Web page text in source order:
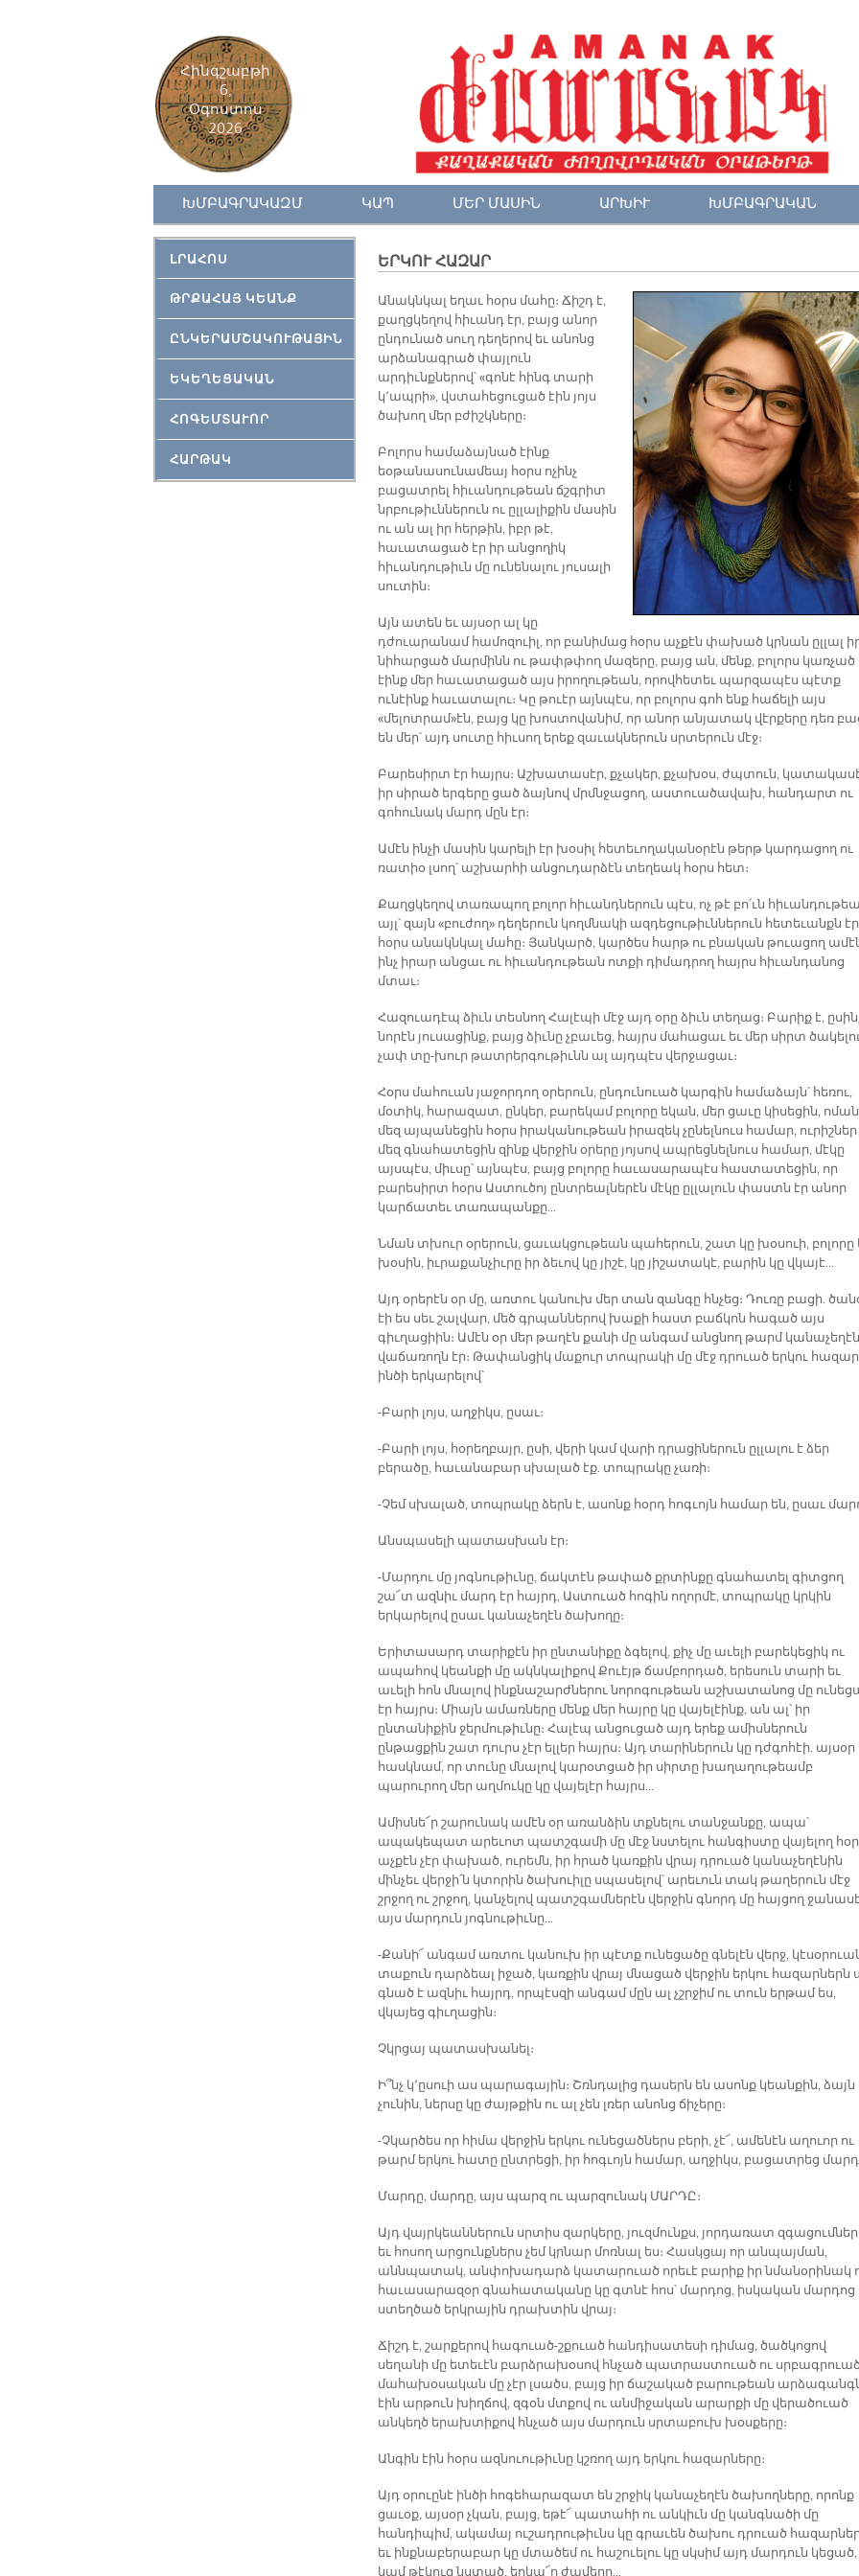
Հինգշաբթի
6,
Օգոստոս
2026
ԽՄԲԱԳՐԱԿԱԶՄ ԿԱՊ ՄԵՐ ՄԱՍԻՆ ԱՐԽԻՒ ԽՄԲԱԳՐԱԿԱՆ
ԼՐԱՀՈՍ
ԹՐՔԱՀԱՅ ԿԵԱՆՔ
ԸՆԿԵՐԱՄՇԱԿՈՒԹԱՅԻՆ
ԵԿԵՂԵՑԱԿԱՆ
ՀՈԳԵՄՏԱՒՈՐ
ՀԱՐԹԱԿ
ԵՐԿՈՒ ՀԱԶԱՐ
Անակնկալ եղաւ հօրս մահը։ Ճիշդ է,
քաղցկեղով հիւանդ էր, բայց անոր
ընդունած սուղ դեղերով եւ անոնց
արձանագրած փայլուն
արդիւնքներով՝ «գոնէ հինգ տարի
կ՚ապրի», վստահեցուցած էին յոյս
ծախող մեր բժիշկները։
Բոլորս համաձայնած էինք
եօթանասունամեայ հօրս ոչինչ
բացատրել հիւանդութեան ճշգրիտ
նրբութիւններուն ու ըլլալիքին մասին
ու ան ալ իր հերթին, իբր թէ,
հաւատացած էր իր անցողիկ
հիւանդութիւն մը ունենալու յուսալի
սուտին։
Այն ատեն եւ այսօր ալ կը
դժուարանամ համոզուիլ, որ բանիմաց հօրս աչքէն փախած կրնան ըլլալ
նիհարցած մարմինն ու թափթփող մազերը, բայց ան, մենք, բոլորս կառչած
էինք մեր հաւատացած այս իրողութեան, որովհետեւ պարզապէս պէտք
ունէինք հաւատալու։ Կը թուէր այնպէս, որ բոլորս գոհ ենք հաճելի այս
«մելոտրամ»էն, բայց կը խոստովանիմ, որ անոր անյատակ վէրքերը դեռ
են մեր՝ այդ սուտը հիւսող երեք զաւակներուն սրտերուն մէջ։
Բարեսիրտ էր հայրս։ Աշխատասէր, քչակեր, քչախօս, ժպտուն,
իր սիրած երգերը ցած ձայնով մրմնջացող, աստուածավախ, հանդարտ ու
գոհունակ մարդ մըն էր։
Ամէն ինչի մասին կարելի էր խօսիլ հետեւողականօրէն թերթ կարդացող ու
ռատիօ լսող՝ աշխարհի անցուդարձէն տեղեակ հօրս հետ։
Քաղցկեղով տառապող բոլոր հիւանդներուն պէս, ոչ թէ բո՛ւն
այլ՝ զայն «բուժող» դեղերուն կողմնակի ազդեցութիւններուն հետեւանքն էր
հօրս անակնկալ մահը։ Յանկարծ, կարծես հարթ ու բնական թուացող
ինչ իրար անցաւ ու հիւանդութեան ոտքի դիմադրող հայրս հիւանդանոց
մտաւ։
Հազուադէպ ձիւն տեսնող Հալէպի մէջ այդ օրը ձիւն տեղաց։ Բարիք է,
նորէն յուսացինք, բայց ձիւնը չբաւեց, հայրս մահացաւ եւ մեր սիրտ
չափ տը-խուր թատրերգութիւնն ալ այդպէս վերջացաւ։
Հօրս մահուան յաջորդող օրերուն, ընդունուած կարգին համաձայն՝ հեռու,
մօտիկ, հարազատ, ընկեր, բարեկամ բոլորը եկան, մեր ցաւը կիսեցին,
մեզ այպանեցին հօրս իրականութեան իրազեկ չընելնուս համար, ուրիշներ
մեզ գնահատեցին զինք վերջին օրերը յոյսով ապրեցնելնուս համար, մէկը
այսպէս, միւսը՝ այնպէս, բայց բոլորը հաւասարապէս հաստատեցին, որ
բարեսիրտ հօրս Աստուծոյ ընտրեալներէն մէկը ըլլալուն փաստն էր անոր
կարճատեւ տառապանքը...
Նման տխուր օրերուն, ցաւակցութեան պահերուն, շատ կը խօսուի, բոլորը
խօսին, իւրաքանչիւրը իր ձեւով կը յիշէ, կը յիշատակէ, բարին կը վկայէ...
Այդ օրերէն օր մը, առտու կանուխ մեր տան զանգը հնչեց։ Դուռը բացի.
էի ես սեւ շալվար, մեծ գրպաններով խաքի հաստ բաճկոն հագած այս
գիւղացիին։ Ամէն օր մեր թաղէն քանի մը անգամ անցնող թարմ կանաչեղէն
վաճառողն էր։ Թափանցիկ մաքուր տոպրակի մը մէջ դրուած երկու հազար
ինծի երկարելով՝
-Բարի լոյս, աղջիկս, ըսաւ։
-Բարի լոյս, հօրեղբայր, ըսի, վերի կամ վարի դրացիներուն ըլլալու է ձեր
բերածը, հաւանաբար սխալած էք. տոպրակը չառի։
-Չեմ սխալած, տոպրակը ձերն է, ասոնք հօրդ հոգւոյն համար են, ըսաւ
Անսպասելի պատասխան էր։
-Մարդու մը յոգնութիւնը, ճակտէն թափած քրտինքը գնահատել գիտցող
շա՜տ ազնիւ մարդ էր հայրդ, Աստուած հոգին ողորմէ, տոպրակը կրկին
երկարելով ըսաւ կանաչեղէն ծախողը։
Երիտասարդ տարիքէն իր ընտանիքը ձգելով, քիչ մը աւելի բարեկեցիկ ու
ապահով կեանքի մը ակնկալիքով Քուէյթ ճամբորդած, երեսուն տարի եւ
աւելի հոն մնալով ինքնաշարժներու նորոգութեան աշխատանոց մը
էր հայրս։ Միայն ամառները մենք մեր հայրը կը վայելէինք, ան ալ՝ իր
ընտանիքին ջերմութիւնը։ Հալէպ անցուցած այդ երեք ամիսներուն
ընթացքին շատ դուրս չէր ելլեր հայրս։ Այդ տարիներուն կը դժգոհէի. այսօր
հասկնամ, որ տունը մնալով կարօտցած իր սիրտը խաղաղութեամբ
պարուրող մեր աղմուկը կը վայելէր հայրս...
Ամիսնե՜ր շարունակ ամէն օր առանձին տքնելու տանջանքը, ապա՝
ապակեպատ արեւոտ պատշգամի մը մէջ նստելու հանգիստը վայելող
աչքէն չէր փախած, ուրեմն, իր հրած կառքին վրայ դրուած կանաչեղէնին
մինչեւ վերջի՛ն կտորին ծախուիլը սպասելով՝ արեւուն տակ թաղերուն մէջ
շրջող ու շրջող, կանչելով պատշգամներէն վերջին գնորդ մը հայցող
այս մարդուն յոգնութիւնը...
-Քանի՜ անգամ առտու կանուխ իր պէտք ունեցածը գնելէն վերջ,
տաքուն դարձեալ իջած, կառքին վրայ մնացած վերջին երկու հազարներն
գնած է ազնիւ հայրդ, որպէսզի անգամ մըն ալ չշրջիմ ու տուն երթամ ես,
վկայեց գիւղացին։
Չկրցայ պատասխանել։
Ի՞նչ կ՚ըսուի աս պարագային։ Շռնդալից դասերն են ասոնք կեանքին, ձայն
չունին, ներսը կը ժայթքին ու ալ չեն լռեր անոնց ճիչերը։
-Չկարծես որ հիմա վերջին երկու ունեցածներս բերի, չէ՜, ամենէն աղուոր ու
թարմ երկու հատը ընտրեցի, իր հոգւոյն համար, աղջիկս, բացատրեց
Մարդը, մարդը, այս պարզ ու պարզունակ ՄԱՐԴԸ։
Այդ վայրկեաններուն սրտիս զարկերը, յուզմունքս, յորդառատ
եւ հոսող արցունքներս չեմ կրնար մոռնալ ես։ Հասկցայ որ անպայման,
աննպատակ, անփոխադարձ կատարուած որեւէ բարիք իր նմանօրինակ
հաւասարազօր գնահատականը կը գտնէ հոս՝ մարդոց, իսկական մարդոց
ստեղծած երկրային դրախտին վրայ։
Ճիշդ է, շարքերով հագուած-շքուած հանդիսատեսի դիմաց, ծածկոցով
սեղանի մը ետեւէն բարձրախօսով հնչած պատրաստուած ու
մահախօսական մը չէր լսածս, բայց իր ճաշակած բարութեան
էին արթուն խիղճով, զգօն մտքով ու անմիջական արարքի մը վերածուած
անկեղծ երախտիքով հնչած այս մարդուն սրտաբուխ խօսքերը։
Անգին էին հօրս ազնուութիւնը կշռող այդ երկու հազարները։
Այդ օրուընէ ինծի հոգեհարազատ են շրջիկ կանաչեղէն ծախողները, որոնք
ցաւօք, այսօր չկան, բայց, եթէ՜ պատահի ու անկիւն մը կանգնածի մը
հանդիպիմ, ակամայ ուշադրութիւնս կը գրաւեն ծախու դրուած
եւ ինքնաբերաբար կը մտածեմ ու հաշուելու կը սկսիմ այդ մարդուն կեցած,
կամ թէկուզ նստած, երկա՜ր ժամերը...